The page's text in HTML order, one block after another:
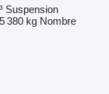
Suspension
5 380 kg Nombre